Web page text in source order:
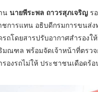
น นายพีระพล ถาวรสุภเจริญ ร
ชการแทน อธิบดีกรมการขนส่ง
รถโดยสารปรับอากาศสำรอง
มณฑล พร้อมจัดเจ้าหน้าที่ตรว
รองรถไม่ให้ ประชาชนเดือดร้